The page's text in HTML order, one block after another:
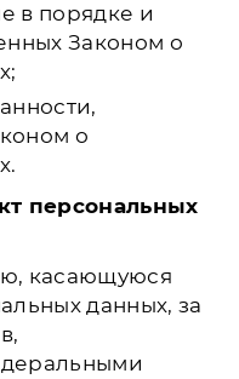
в порядке и
Законом о
о
персональных
касающуюся
данных, за